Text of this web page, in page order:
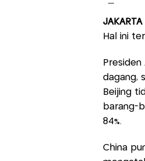
JAKARTA
Hal ini
dagang,
Beijing
barang-
84%.
China